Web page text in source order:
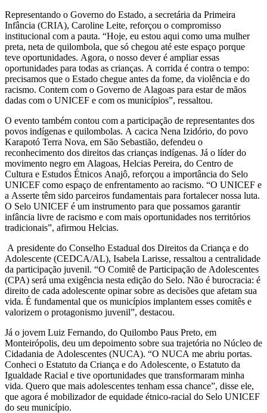
Representando o Governo do Estado, a secretária da Primeira
Infância (CRIA), Caroline Leite, reforçou o compromisso
institucional com a pauta. “Hoje, eu estou aqui como uma mulher
preta, neta de quilombola, que só chegou até este espaço porque
teve oportunidades. Agora, o nosso dever é ampliar essas
oportunidades para todas as crianças. A corrida é contra o tempo:
precisamos que o Estado chegue antes da fome, da violência e do
racismo. Contem com o Governo de Alagoas para estar de mãos
dadas com o UNICEF e com os municípios”, ressaltou.
O evento também contou com a participação de representantes dos
povos indígenas e quilombolas. A cacica Nena Izidório, do povo
Karapotó Terra Nova, em São Sebastião, defendeu o
reconhecimento dos direitos das crianças indígenas. Já o líder do
movimento negro em Alagoas, Helcias Pereira, do Centro de
Cultura e Estudos Étnicos Anajô, reforçou a importância do Selo
UNICEF como espaço de enfrentamento ao racismo. “O UNICEF e
a Asserte têm sido parceiros fundamentais para fortalecer nossa luta.
O Selo UNICEF é um instrumento para que possamos garantir
infância livre de racismo e com mais oportunidades nos territórios
tradicionais”, afirmou Helcias.
A presidente do Conselho Estadual dos Direitos da Criança e do
Adolescente (CEDCA/AL), Isabela Larisse, ressaltou a centralidade
da participação juvenil. “O Comitê de Participação de Adolescentes
(CPA) será uma exigência nesta edição do Selo. Não é burocracia: é
direito de cada adolescente opinar sobre as decisões que afetam sua
vida. É fundamental que os municípios implantem esses comitês e
valorizem o protagonismo juvenil”, destacou.
Já o jovem Luiz Fernando, do Quilombo Paus Preto, em
Monteirópolis, deu um depoimento sobre sua trajetória no Núcleo de
Cidadania de Adolescentes (NUCA). “O NUCA me abriu portas.
Conheci o Estatuto da Criança e do Adolescente, o Estatuto da
Igualdade Racial e tive oportunidades que transformaram minha
vida. Quero que mais adolescentes tenham essa chance”, disse ele,
que agora é mobilizador de equidade étnico-racial do Selo UNICEF
do seu município.